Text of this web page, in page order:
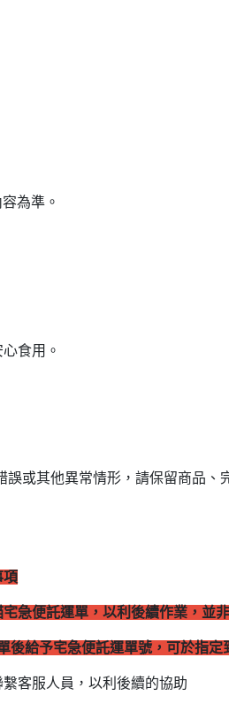
為準。
食用。
或其他異常情形，請保留商品
項
急便託運單，以利後續作業，並
後給予宅急便託運單號，可於指定
客服人員，以利後續的協助